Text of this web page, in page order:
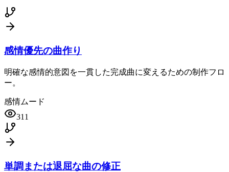
感情優先の曲作り
明確な感情的意図を一貫した完成曲に変えるための制作フロ
ー。
感情ムード
311
単調または退屈な曲の修正